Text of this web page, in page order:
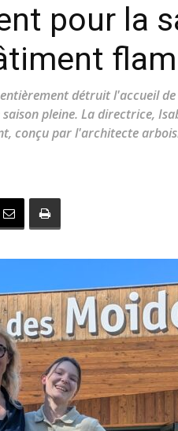
pour la
détruit l'accueil
pleine. La directrice,
conçu par l'architecte